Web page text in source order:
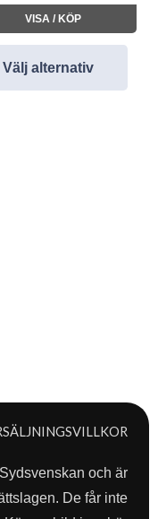
VISA / KÖP
Välj alternativ
och är
De får inte